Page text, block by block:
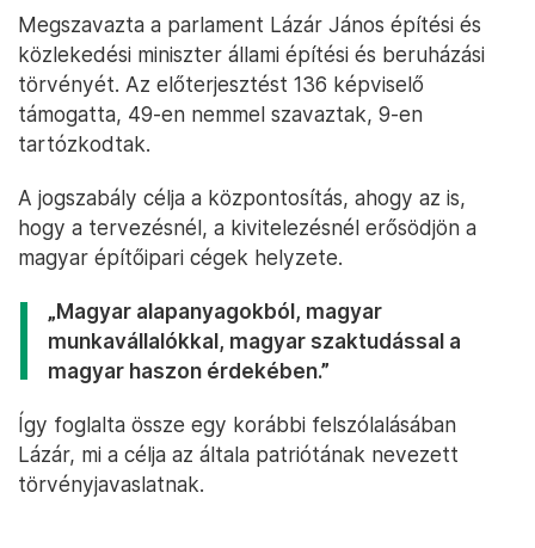
Megszavazta a parlament Lázár János építési és
közlekedési miniszter állami építési és beruházási
törvényét. Az előterjesztést 136 képviselő
támogatta, 49-en nemmel szavaztak, 9-en
tartózkodtak.
A jogszabály célja a központosítás, ahogy az is,
hogy a tervezésnél, a kivitelezésnél erősödjön a
magyar építőipari cégek helyzete.
„Magyar alapanyagokból, magyar
munkavállalókkal, magyar szaktudással a
magyar haszon érdekében.”
Így foglalta össze egy korábbi felszólalásában
Lázár, mi a célja az általa patriótának nevezett
törvényjavaslatnak.